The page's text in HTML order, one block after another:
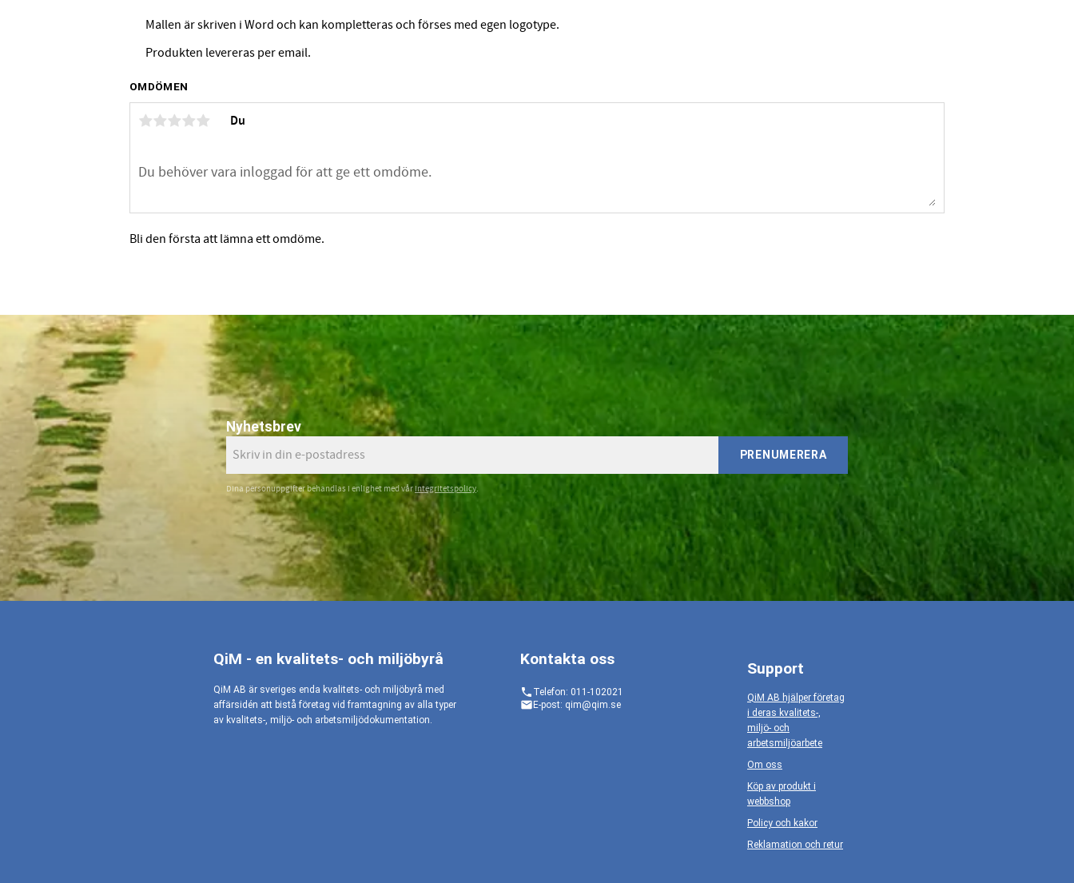
Mallen är skriven i Word och kan kompletteras och förses med egen logotype.
Produkten levereras per email.
OMDÖMEN
Du
Bli den första att lämna ett omdöme.
Nyhetsbrev
PRENUMERERA
Dina personuppgifter behandlas i enlighet med vårintegritetspolicy.
QiM - en kvalitets- och miljöbyrå
QiM AB är sveriges enda kvalitets- och miljöbyrå med
affärsidén att bistå företag vid framtagning av alla typer
av kvalitets-, miljö- och arbetsmiljödokumentation.
Kontakta oss
phone Telefon: 011-102021
emailE-post: qim@qim.se
Support
QiM AB hjälper företag
i deras kvalitets-,
miljö- och
arbetsmiljöarbete
Om oss
Köp av produkt i
webbshop
Policy och kakor
Reklamation och retur